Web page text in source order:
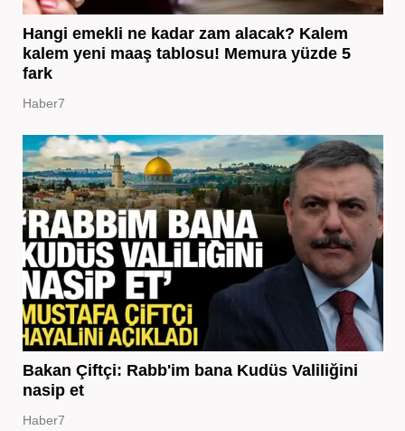
Hangi emekli ne kadar zam alacak? Kalem
kalem yeni maaş tablosu! Memura yüzde 5
fark
Haber7
Bakan Çiftçi: Rabb'im bana Kudüs Valiliğini
nasip et
Haber7